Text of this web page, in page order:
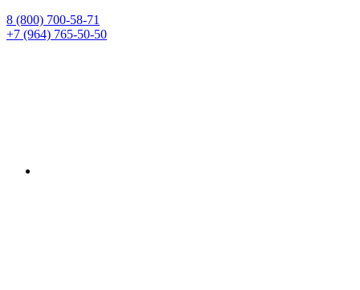
8 (800) 700-58-71
+7 (964) 765-50-50